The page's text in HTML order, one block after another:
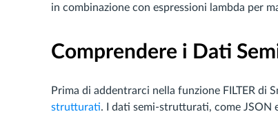
in combinazione con espressioni lambda per
Comprendere i Dati
Prima di addentrarci nella funzione FILTER di
strutturati. I dati semi-strutturati, come JSON